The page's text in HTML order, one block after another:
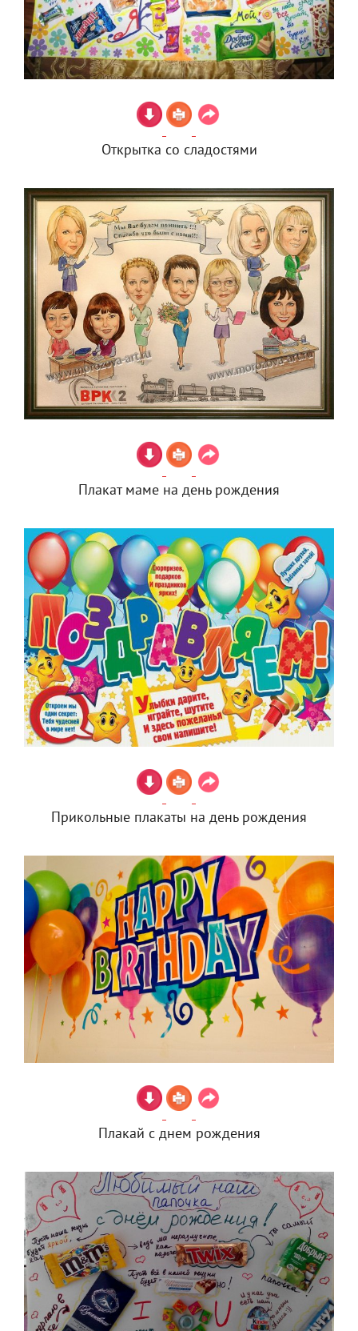
Открытка со сладостями
Плакат маме на день рождения
Прикольные плакаты на день рождения
Плакай с днем рождения